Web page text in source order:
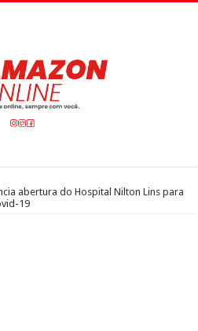
abertura do Hospital Nilton Lins para
19